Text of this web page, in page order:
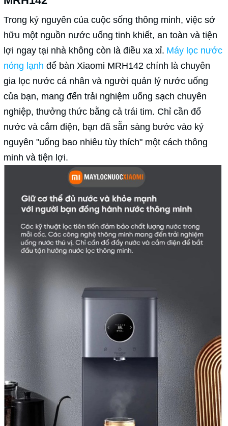
Trong kỷ nguyên của cuộc sống thông minh, việc sở
hữu một nguồn nước uống tinh khiết, an toàn và tiện
lợi ngay tại nhà không còn là điều xa xỉ. Máy lọc nước
nóng lạnh để bàn Xiaomi MRH142 chính là chuyên
gia lọc nước cá nhân và người quản lý nước uống
của bạn, mang đến trải nghiệm uống sạch chuyên
nghiệp, thưởng thức bằng cả trái tim. Chỉ cần đổ
nước và cắm điện, bạn đã sẵn sàng bước vào kỷ
nguyên "uống bao nhiêu tùy thích" một cách thông
minh và tiện lợi.